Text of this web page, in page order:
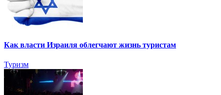
Как власти Израиля облегчают жизнь туристам
Туризм